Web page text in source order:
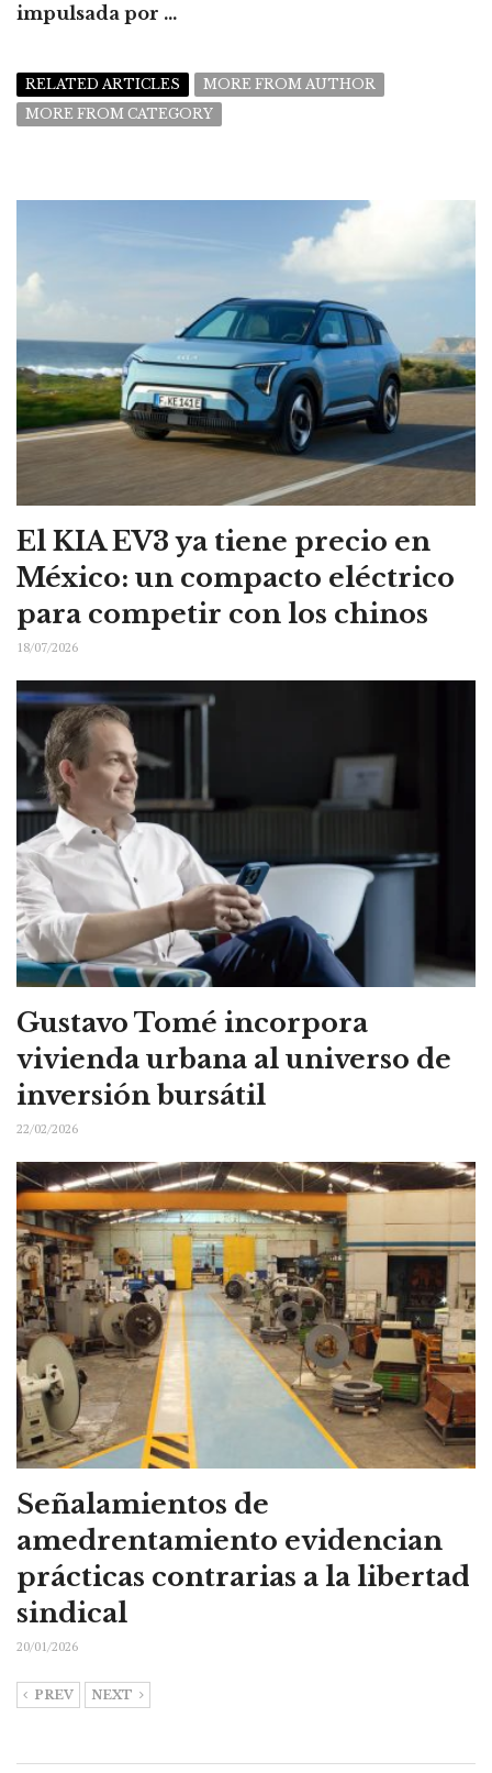
impulsada por ...
RELATED ARTICLES
MORE FROM AUTHOR
MORE FROM CATEGORY
El KIA EV3 ya tiene precio en
México: un compacto eléctrico
para competir con los chinos
18/07/2026
Gustavo Tomé incorpora
vivienda urbana al universo de
inversión bursátil
22/02/2026
Señalamientos de
amedrentamiento evidencian
prácticas contrarias a la libertad
sindical
20/01/2026
PREV NEXT